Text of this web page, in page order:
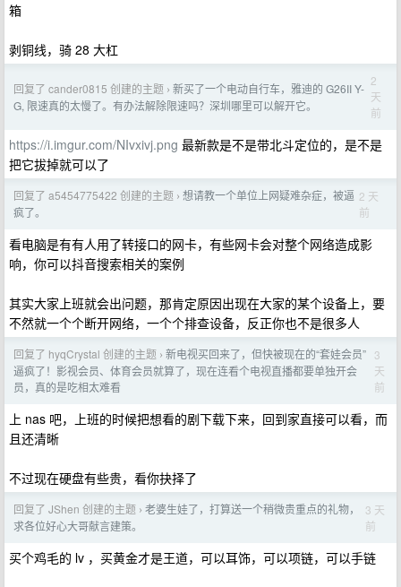
箱
剥铜线，骑 28 大杠
回复了 cander0815 创建的主题 › 新买了一个电动自行车，雅迪的 G26II Y-
G, 限速真的太慢了。有办法解除限速吗？深圳哪里可以解开它。
2
天
前
https://i.imgur.com/NIvxivj.png 最新款是不是带北斗定位的，是不是
把它拔掉就可以了
回复了 a5454775422 创建的主题 › 想请教一个单位上网疑难杂症，被逼
疯了。
2 天
前
看电脑是有有人用了转接口的网卡，有些网卡会对整个网络造成影
响，你可以抖音搜索相关的案例
其实大家上班就会出问题，那肯定原因出现在大家的某个设备上，要
不然就一个个断开网络，一个个排查设备，反正你也不是很多人
回复了 hyqCrystal 创建的主题 › 新电视买回来了，但快被现在的“套娃会员”
逼疯了！影视会员、体育会员就算了，现在连看个电视直播都要单独开会
员，真的是吃相太难看
3
天
前
上 nas 吧，上班的时候把想看的剧下载下来，回到家直接可以看，而
且还清晰
不过现在硬盘有些贵，看你抉择了
回复了 JShen 创建的主题 › 老婆生娃了，打算送一个稍微贵重点的礼物，
求各位好心大哥献言建策。
3 天
前
买个鸡毛的 lv ，买黄金才是王道，可以耳饰，可以项链，可以手链